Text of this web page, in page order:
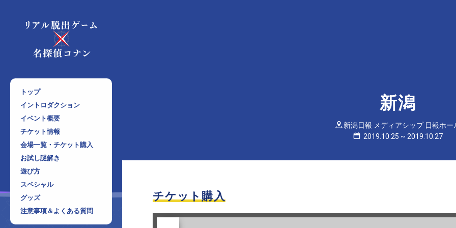
トップ
イントロダクション
イベント概要
チケット情報
会場一覧・チケット購入
お試し謎解き
遊び方
スペシャル
グッズ
注意事項＆よくある質問
新潟
新潟日報 メディアシップ 日報ホー
2019.10.25 ~ 2019.10.27
チケット購入